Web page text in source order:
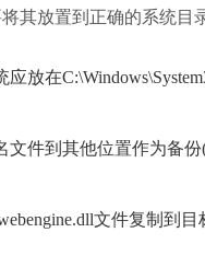
其放置到正确的系统目
应放在
文件到其他位置作为备
文件复制到目